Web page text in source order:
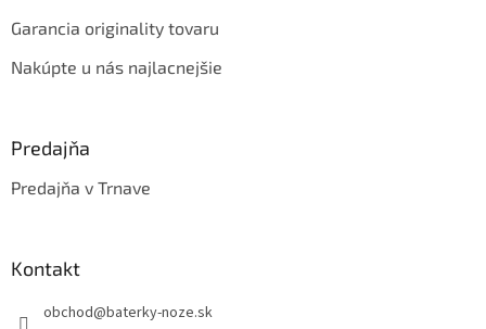
Garancia originality tovaru
Nakúpte u nás najlacnejšie
Predajňa
Predajňa v Trnave
Kontakt
obchod@baterky-noze.sk